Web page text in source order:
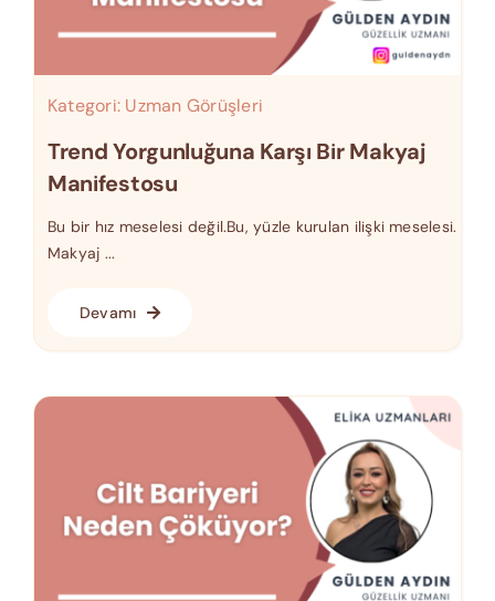
Kategori: Uzman Görüşleri
Trend Yorgunluğuna Karşı Bir Makyaj
Manifestosu
Bu bir hız meselesi değil.Bu, yüzle kurulan ilişki meselesi.
Makyaj ...
Devamı